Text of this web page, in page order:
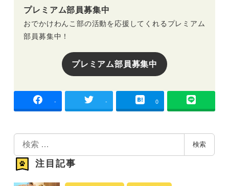
プレミアム部員募集中
おでかけわんこ部の活動を応援してくれるプレミアム
部員募集中！
プレミアム部員募集中
- - 0
検
索
検索
注目記事